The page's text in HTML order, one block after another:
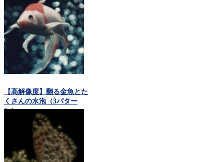
【高解像度】翻る金魚とた
くさんの水泡（3パター
ン）